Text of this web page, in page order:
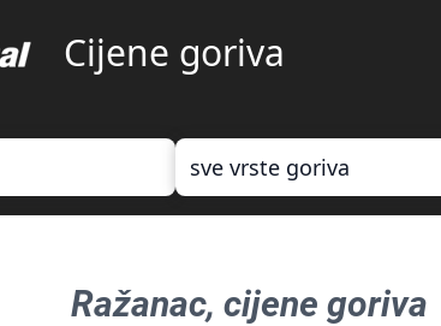
Cijene goriva
sve vrste goriva
Ražanac, cijene goriva